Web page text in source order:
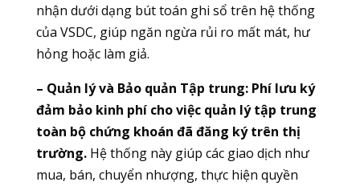
nhận dưới dạng bút toán ghi sổ trên hệ thống
của VSDC, giúp ngăn ngừa rủi ro mất mát, hư
hỏng hoặc làm giả.
– Quản lý và Bảo quản Tập trung: Phí lưu ký
đảm bảo kinh phí cho việc quản lý tập trung
toàn bộ chứng khoán đã đăng ký trên thị
trường.Hệ thống này giúp các giao dịch như
mua, bán, chuyển nhượng, thực hiện quyền